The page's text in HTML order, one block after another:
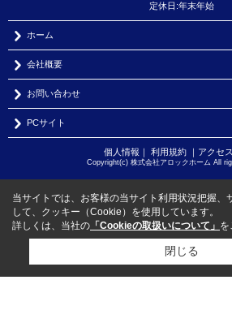
定休日:年末年始
ホーム
会社概要
お問い合わせ
PCサイト
個人情報 ｜ 利用規約｜ アクセ
Copyright(c) 株式会社アロックホーム All
当サイトでは、お客様の当サイト利用状況把握、
して、クッキー（Cookie）を使用しています。
詳しくは、当社の 「Cookieの取扱いについて」 を
閉じる